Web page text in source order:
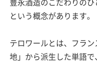
豊永酒造のこだわりの
という概念があります。
テロワールとは、フラン
地」から派生した単語